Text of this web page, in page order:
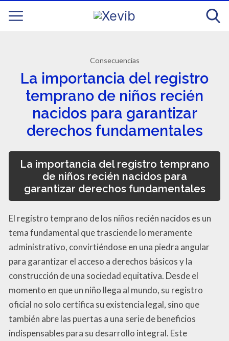
Consecuencias
La importancia del registro
temprano de niños recién
nacidos para garantizar
derechos fundamentales
La importancia del registro temprano
de niños recién nacidos para
garantizar derechos fundamentales
El registro temprano de los niños recién nacidos es un
tema fundamental que trasciende lo meramente
administrativo, convirtiéndose en una piedra angular
para garantizar el acceso a derechos básicos y la
construcción de una sociedad equitativa. Desde el
momento en que un niño llega al mundo, su registro
oficial no solo certifica su existencia legal, sino que
también abre las puertas a una serie de beneficios
indispensables para su desarrollo integral. Este